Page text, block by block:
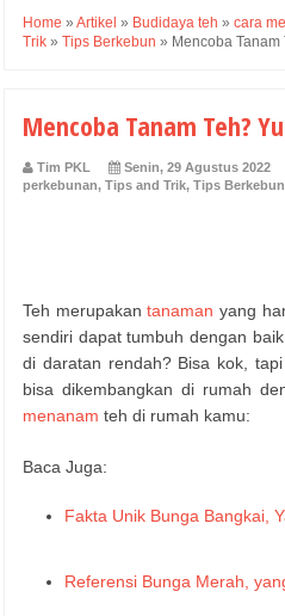
Home » Artikel » Budidaya teh » cara
Trik » Tips Berkebun » Mencoba
Mencoba Tanam Teh?
Tim PKL Senin, 29 Agustus 2022
perkebunan, Tips and Trik, Tips Berkebun
Teh merupakantanamanyang
sendiri dapat tumbuh dengan
di daratan rendah? Bisa kok,
bisa dikembangkan di rumah
menanam teh di rumah kamu:
Baca Juga:
Fakta Unik Bunga Bangkai,
Referensi Bunga Merah,